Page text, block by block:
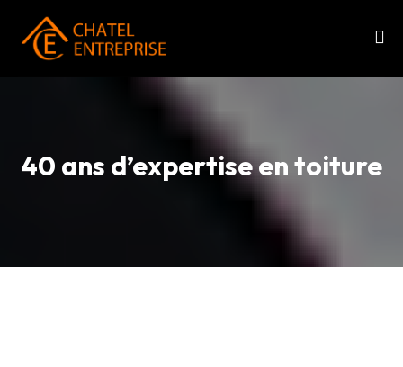
40 ans d’expertise en toiture